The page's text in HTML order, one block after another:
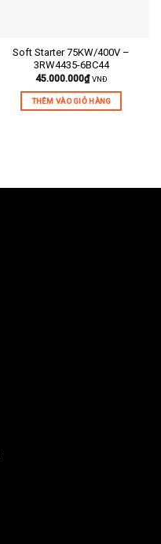
Soft Starter 75KW/400V –
3RW4435-6BC44
45.000.000₫ VNĐ
THÊM VÀO GIỎ HÀNG